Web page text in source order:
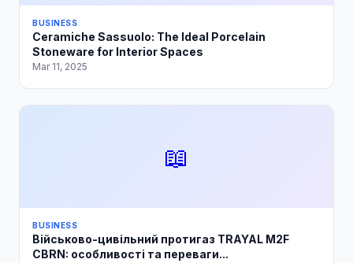
BUSINESS
Ceramiche Sassuolo: The Ideal Porcelain
Stoneware for Interior Spaces
Mar 11, 2025
📖
BUSINESS
Військово-цивільний протигаз TRAYAL M2F
CBRN: особливості та переваги...